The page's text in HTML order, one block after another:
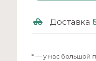
Доставка
* — у нас большой